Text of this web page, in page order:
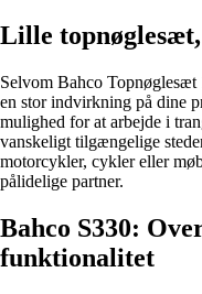
Lille
Selvom Bahco Topnøglesæt
en stor indvirkning på dine
mulighed for at arbejde i
vanskeligt tilgængelige
motorcykler, cykler eller
pålidelige partner.
Bahco S330:
funktionalitet